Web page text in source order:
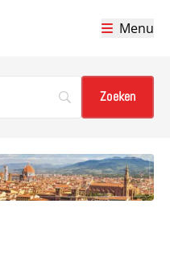
Menu